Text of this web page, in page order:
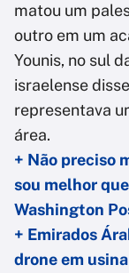
matou um
outro em um
Younis, no sul
israelense
representava
área.
+ Não preciso
sou melhor
Washington
+ Emirados
drone em